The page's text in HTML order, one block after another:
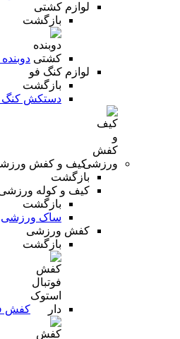
لوازم کشتی
بازگشت
لوازم کنگ فو
بازگشت
دستکش کنگ
کیف و کفش
بازگشت
کیف و کوله
بازگشت
ساک ورزشی
کفش ورزشی
بازگشت
کفش